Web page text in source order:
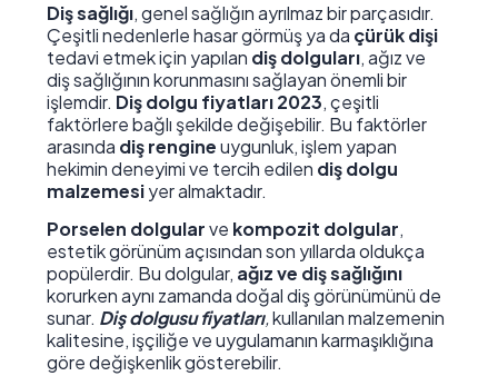
Diş sağlığı, genel sağlığın ayrılmaz bir parçasıdır.
Çeşitli nedenlerle hasar görmüş ya da çürük dişi
tedavi etmek için yapılan diş dolguları, ağız ve
diş sağlığının korunmasını sağlayan önemli bir
işlemdir. Diş dolgu fiyatları 2023, çeşitli
faktörlere bağlı şekilde değişebilir. Bu faktörler
arasında diş rengineuygunluk, işlem yapan
hekimin deneyimi ve tercih edilen diş dolgu
malzemesiyer almaktadır.
Porselen dolgularve kompozit dolgular,
estetik görünüm açısından son yıllarda oldukça
popülerdir. Bu dolgular, ağız ve diş sağlığını
korurken aynı zamanda doğal diş görünümünü de
sunar. Diş dolgusu fiyatları,kullanılan malzemenin
kalitesine, işçiliğe ve uygulamanın karmaşıklığına
göre değişkenlik gösterebilir.